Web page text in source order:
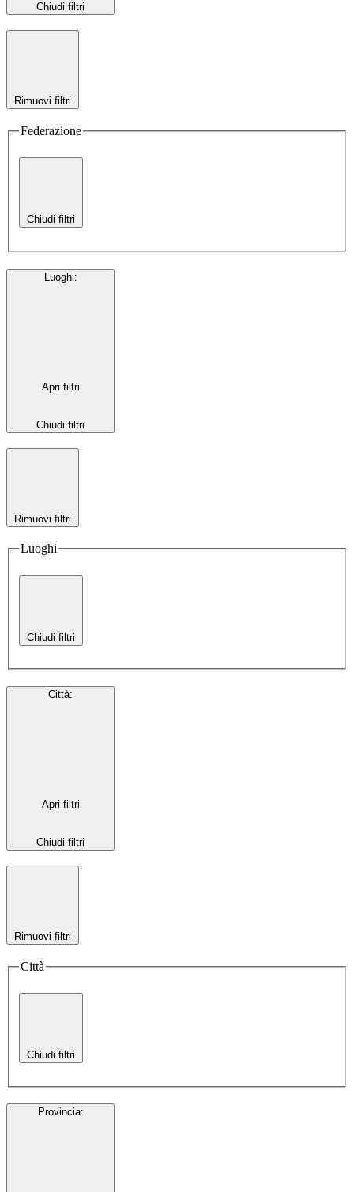
Chiudi filtri
Rimuovi filtri
Federazione
Chiudi filtri
Luoghi:
Apri filtri
Chiudi filtri
Rimuovi filtri
Luoghi
Chiudi filtri
Città:
Apri filtri
Chiudi filtri
Rimuovi filtri
Città
Chiudi filtri
Provincia: